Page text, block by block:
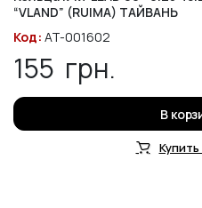
“VLAND” (RUIMA) ТАЙВАНЬ
Код: AT-001602
155 грн.
В
Купить